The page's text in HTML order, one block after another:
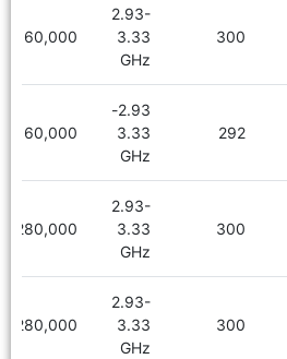
300
2.93-
3.33
GHz
2,160,000
292
2.93-
3.33
GHz
2,160,000
300
2.93-
3.33
GHz
2,280,000
300
2.93-
3.33
GHz
2,280,000